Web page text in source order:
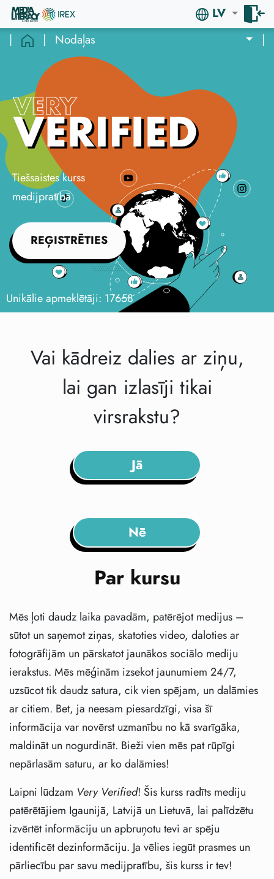
LV
|
| Nodaļas |
Tiešsaistes kurss
medijpratībā
REĢISTRĒTIES
Unikālie apmeklētāji: 17658
Vai kādreiz dalies ar ziņu,
lai gan izlasīji tikai
virsrakstu?
Jā
Nē
Par kursu
Mēs ļoti daudz laika pavadām, patērējot medijus –
sūtot un saņemot ziņas, skatoties video, daloties ar
fotogrāfijām un pārskatot jaunākos sociālo mediju
ierakstus. Mēs mēģinām izsekot jaunumiem 24/7,
uzsūcot tik daudz satura, cik vien spējam, un dalāmies
ar citiem. Bet, ja neesam piesardzīgi, visa šī
informācija var novērst uzmanību no kā svarīgāka,
maldināt un nogurdināt. Bieži vien mēs pat rūpīgi
nepārlasām saturu, ar ko dalāmies!
Laipni lūdzam Very Verified! Šis kurss radīts mediju
patērētājiem Igaunijā, Latvijā un Lietuvā, lai palīdzētu
izvērtēt informāciju un apbruņotu tevi ar spēju
identificēt dezinformāciju. Ja vēlies iegūt prasmes un
pārliecību par savu medijpratību, šis kurss ir tev!